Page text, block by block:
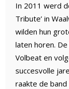
In 2011 werd
Tribute’ in
wilden hun
laten horen.
Volbeat en
succesvolle
raakte de